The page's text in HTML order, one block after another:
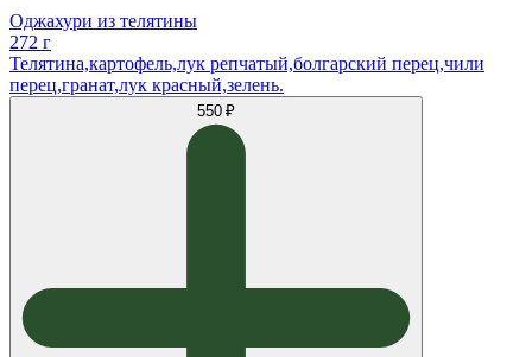
Оджахури из телятины
272 г
Телятина,картофель,лук репчатый,болгарский перец,чили
перец,гранат,лук красный,зелень.
550 ₽